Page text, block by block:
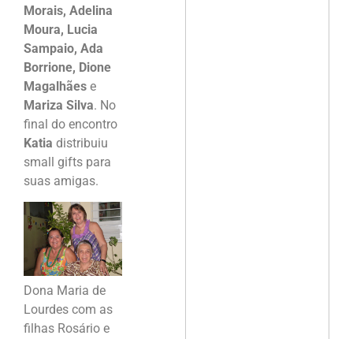
Morais, Adelina
Moura, Lucia
Sampaio, Ada
Borrione, Dione
Magalhães e
Mariza Silva. No
final do encontro
Katia distribuiu
small gifts para
suas amigas.
Dona Maria de
Lourdes com as
filhas Rosário e